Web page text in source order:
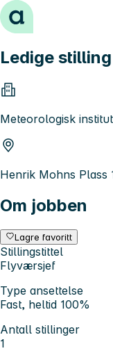
Hopp til innhold
Ledige
Meteorologisk
Henrik Mohns Plass
Om jobben
Lagre favoritt
Stillingstittel
Flyværsjef
Type ansettelse
Fast, heltid 100%
Antall stillinger
1